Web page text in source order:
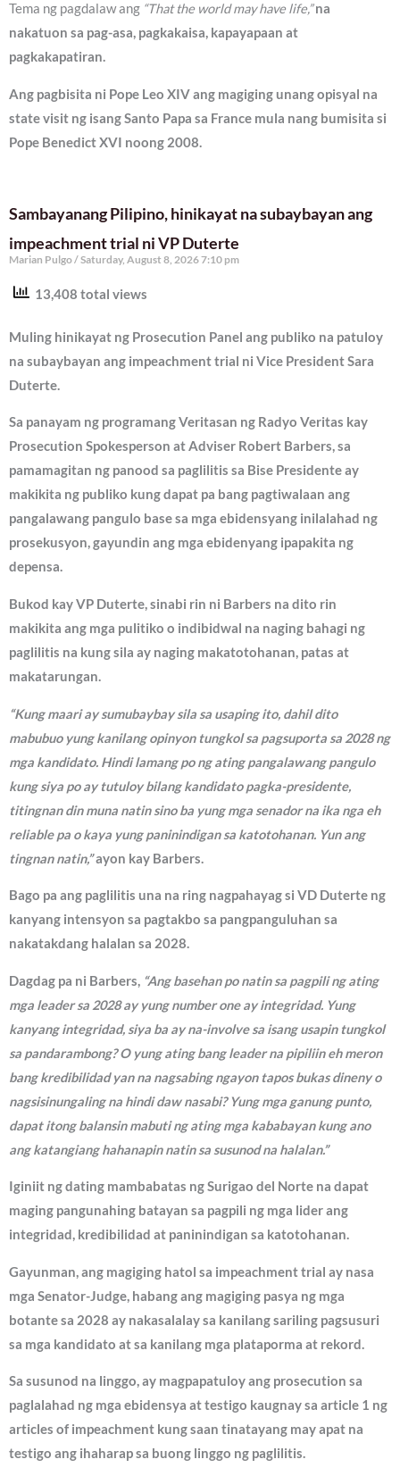
Tema ng pagdalaw ang “That the world may have life,”na
nakatuon sa pag-asa, pagkakaisa, kapayapaan at
pagkakapatiran.
Ang pagbisita ni Pope Leo XIV ang magiging unang opisyal na
state visit ng isang Santo Papa sa France mula nang bumisita si
Pope Benedict XVI noong 2008.
Sambayanang Pilipino, hinikayat na subaybayan ang
impeachment trial ni VP Duterte
Marian Pulgo Saturday, August 8, 2026 7:10 pm
13,408 total views
Muling hinikayat ng Prosecution Panel ang publiko na patuloy
na subaybayan ang impeachment trial ni Vice President Sara
Duterte.
Sa panayam ng programang Veritasan ng Radyo Veritas kay
Prosecution Spokesperson at Adviser Robert Barbers, sa
pamamagitan ng panood sa paglilitis sa Bise Presidente ay
makikita ng publiko kung dapat pa bang pagtiwalaan ang
pangalawang pangulo base sa mga ebidensyang inilalahad ng
prosekusyon, gayundin ang mga ebidenyang ipapakita ng
depensa.
Bukod kay VP Duterte, sinabi rin ni Barbers na dito rin
makikita ang mga pulitiko o indibidwal na naging bahagi ng
paglilitis na kung sila ay naging makatotohanan, patas at
makatarungan.
“Kung maari ay sumubaybay sila sa usaping ito, dahil dito
mabubuo yung kanilang opinyon tungkol sa pagsuporta sa 2028 ng
mga kandidato. Hindi lamang po ng ating pangalawang pangulo
kung siya po ay tutuloy bilang kandidato pagka-presidente,
titingnan din muna natin sino ba yung mga senador na ika nga eh
reliable pa o kaya yung paninindigan sa katotohanan. Yun ang
tingnan natin,”ayon kay Barbers.
Bago pa ang paglilitis una na ring nagpahayag si VD Duterte ng
kanyang intensyon sa pagtakbo sa pangpanguluhan sa
nakatakdang halalan sa 2028.
Dagdag pa ni Barbers, “Ang basehan po natin sa pagpili ng ating
mga leader sa 2028 ay yung number one ay integridad. Yung
kanyang integridad, siya ba ay na-involve sa isang usapin tungkol
sa pandarambong? O yung ating bang leader na pipiliin eh meron
bang kredibilidad yan na nagsabing ngayon tapos bukas dineny o
nagsisinungaling na hindi daw nasabi? Yung mga ganung punto,
dapat itong balansin mabuti ng ating mga kababayan kung ano
ang katangiang hahanapin natin sa susunod na halalan.”
Iginiit ng dating mambabatas ng Surigao del Norte na dapat
maging pangunahing batayan sa pagpili ng mga lider ang
integridad, kredibilidad at paninindigan sa katotohanan.
Gayunman, ang magiging hatol sa impeachment trial ay nasa
mga Senator-Judge, habang ang magiging pasya ng mga
botante sa 2028 ay nakasalalay sa kanilang sariling pagsusuri
sa mga kandidato at sa kanilang mga plataporma at rekord.
Sa susunod na linggo, ay magpapatuloy ang prosecution sa
paglalahad ng mga ebidensya at testigo kaugnay sa article 1 ng
articles of impeachment kung saan tinatayang may apat na
testigo ang ihaharap sa buong linggo ng paglilitis.